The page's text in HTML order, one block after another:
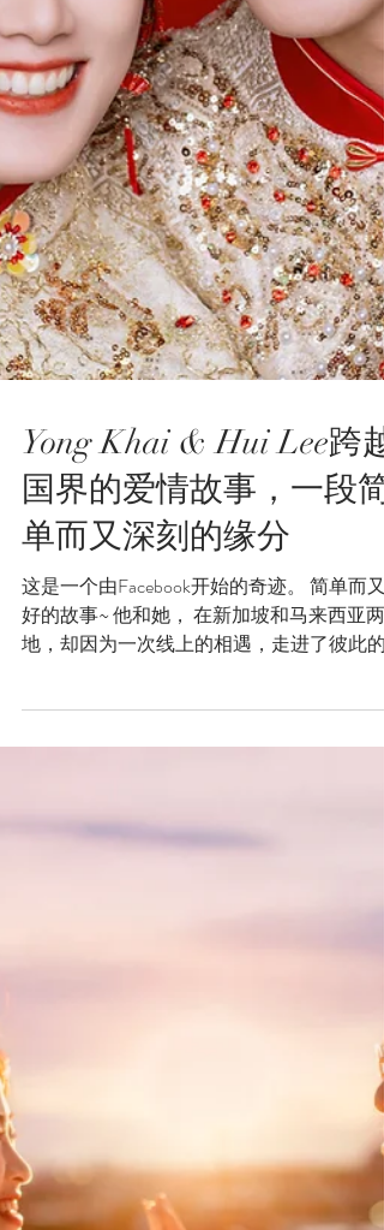
Yong Khai & Hui Lee跨越
国界的爱情故事，一段简
单而又深刻的缘分
好的故事~ 他和她， 在新加坡和马来西亚两
地，却因为一次线上的相遇，走进了彼此的